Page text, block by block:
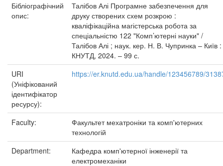
Бібліографічний
опис:
Талібов Алі Програмне забезпечення для
друку створених схем розкрою :
кваліфікаційна магістерська робота за
спеціальністю 122 "Комп’ютерні науки" /
Талібов Алі ; наук. кер. Н. В. Чупринка – Київ :
КНУТД, 2024. – 99 с.
URI
(Уніфікований
ідентифікатор
ресурсу):
https://er.knutd.edu.ua/handle/123456789/
Faculty:
Факультет мехатроніки та комп'ютерних
технологій
Department:
Кафедра комп'ютерної інженерії та
електромеханіки